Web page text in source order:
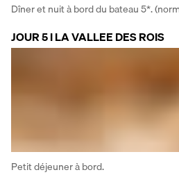
Dîner et nuit à bord du bateau 5*.
JOUR 5 I LA VALLEE DES ROIS
Petit déjeuner à bord.